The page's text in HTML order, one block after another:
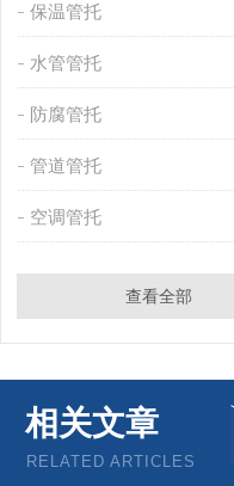
保温管托
水管管托
防腐管托
管道管托
空调管托
查看全部
相关文章
RELATED ARTICLES